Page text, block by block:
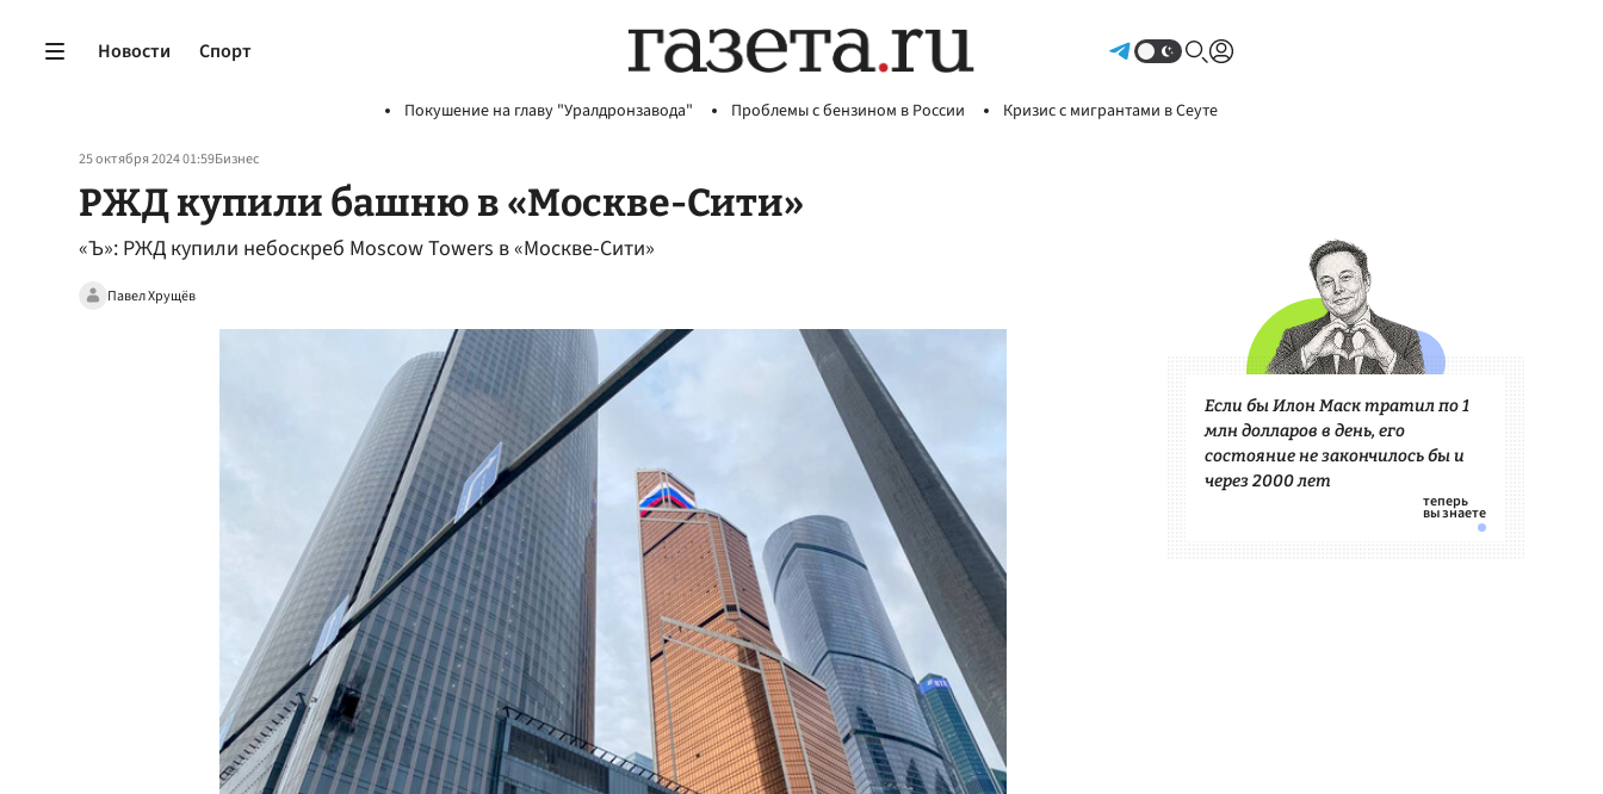
Новости Спорт
Покушение на главу "Уралдронзавода" Проблемы с бензином в России Кризис с мигрантами в Сеуте
25 октября 2024 01:59Бизнес
РЖД купили башню в «Москве-Сити»
«Ъ»: РЖД купили небоскреб Moscow Towers в «Москве-Сити»
Павел Хрущёв
Если бы Илон Маск тратил по 1
млн долларов в день, его
состояние не закончилось бы и
через 2000 лет